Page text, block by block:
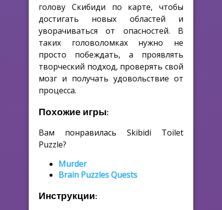
голову Скибиди по карте, чтобы
достигать новых областей и
уворачиваться от опасностей. В
таких головоломках нужно не
просто побеждать, а проявлять
творческий подход, проверять свой
мозг и получать удовольствие от
процесса.
Похожие игры:
Вам понравилась Skibidi Toilet
Puzzle?
Murder
Brain Puzzles Quests
Инструкции: